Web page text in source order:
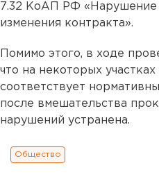
7.32 КоАП РФ «Нарушение
изменения контракта».
Помимо этого, в ходе
что на некоторых
соответствует
после вмешательства
нарушений устранена.
Общество